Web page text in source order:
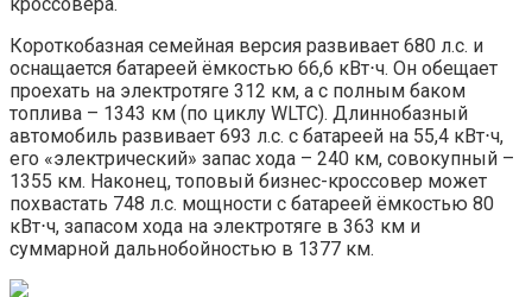
Короткобазная семейная версия развивает 680 л.с. и
оснащается батареей ёмкостью 66,6 кВт⋅ч. Он обещает
проехать на электротяге 312 км, а с полным баком
топлива – 1343 км (по циклу WLTC). Длиннобазный
автомобиль развивает 693 л.с. с батареей на 55,4 кВт⋅ч,
его «электрический» запас хода – 240 км, совокупный –
1355 км. Наконец, топовый бизнес-кроссовер может
похвастать 748 л.с. мощности с батареей ёмкостью 80
кВт⋅ч, запасом хода на электротяге в 363 км и
суммарной дальнобойностью в 1377 км.